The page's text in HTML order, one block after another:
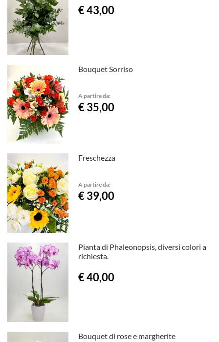
€ 43,00
Bouquet Sorriso
A partire da:
€ 35,00
Freschezza
A partire da:
€ 39,00
Pianta di Phaleonopsis, diversi colori a
richiesta.
€ 40,00
Bouquet di rose e margherite